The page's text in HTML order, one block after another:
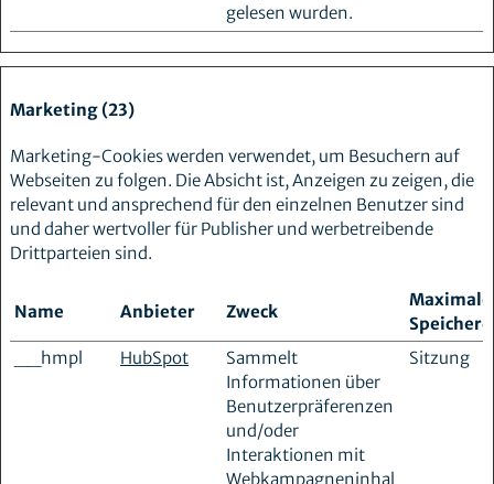
gelesen wurden.
Marketing (23)
Marketing-Cookies werden verwendet, um Besuchern auf
Webseiten zu folgen. Die Absicht ist, Anzeigen zu zeigen, die
relevant und ansprechend für den einzelnen Benutzer sind
und daher wertvoller für Publisher und werbetreibende
Drittparteien sind.
Name Anbieter Zweck
Maximale
__hmpl
HubSpot
Sammelt
Informationen über
Benutzerpräferenzen
und/oder
Interaktionen mit
Webkampagneninhal
Sitzung